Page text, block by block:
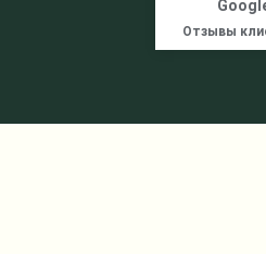
Отзывы